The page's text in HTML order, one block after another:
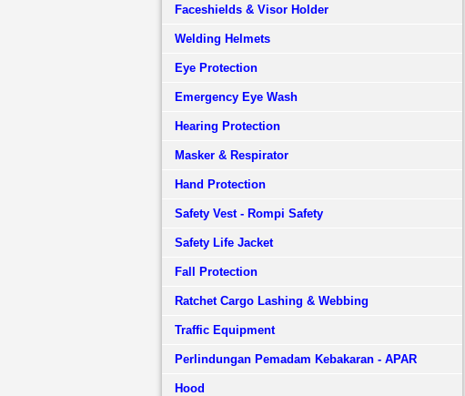
Faceshields & Visor Holder
Welding Helmets
Eye Protection
Emergency Eye Wash
Hearing Protection
Masker & Respirator
Hand Protection
Safety Vest - Rompi Safety
Safety Life Jacket
Fall Protection
Ratchet Cargo Lashing & Webbing
Traffic Equipment
Perlindungan Pemadam Kebakaran - APAR
Hood